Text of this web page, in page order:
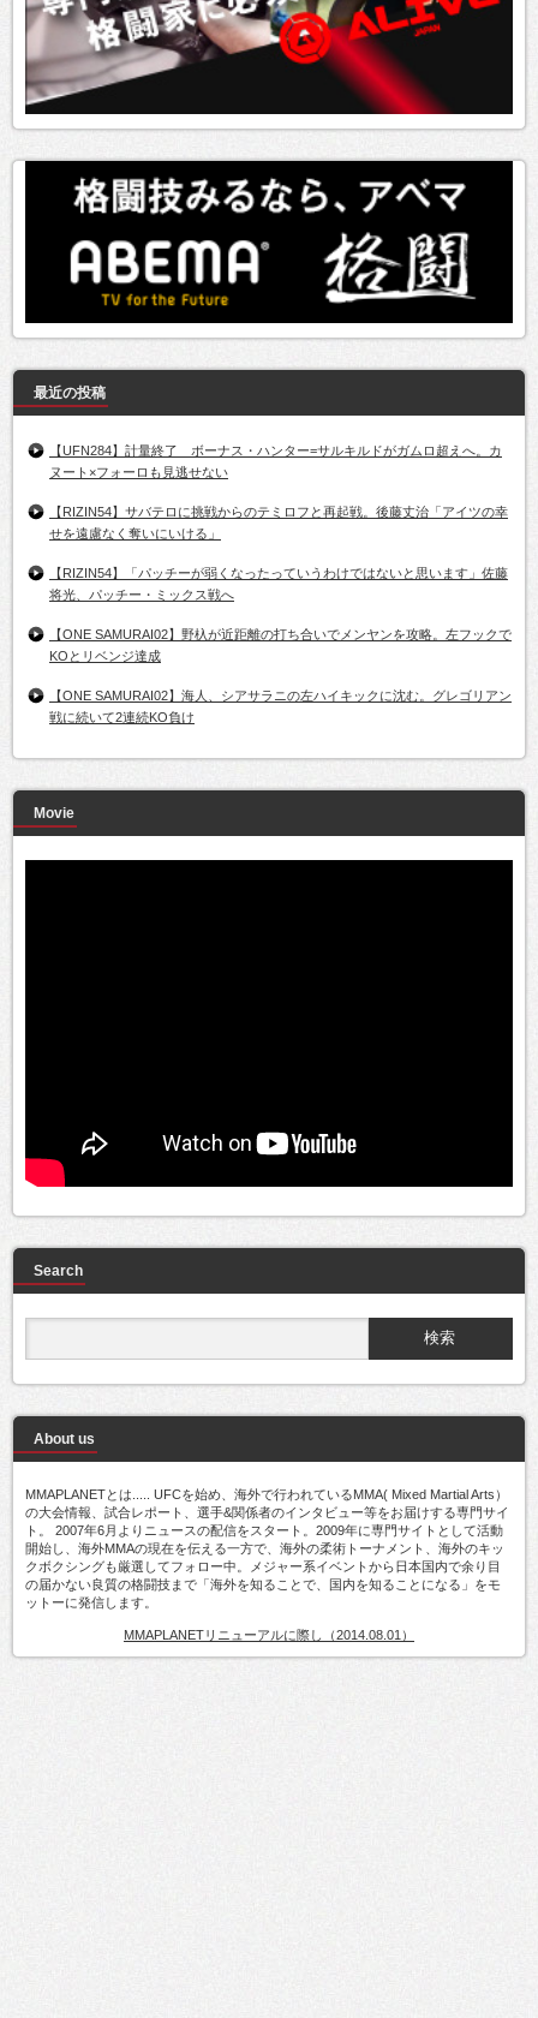
最近の投稿
【UFN284】計量終了 ボーナス・ハンター=サルキルドがガムロ超えへ。カ
ヌート×フォーロも見逃せない
【RIZIN54】サバテロに挑戦からのテミロフと再起戦。後藤丈治「アイツの幸
せを遠慮なく奪いにいける」
【RIZIN54】「パッチーが弱くなったっていうわけではないと思います」佐藤
将光、パッチー・ミックス戦へ
【ONE SAMURAI02】野杁が近距離の打ち合いでメンヤンを攻略。左フックで
KOとリベンジ達成
【ONE SAMURAI02】海人、シアサラニの左ハイキックに沈む。グレゴリアン
戦に続いて2連続KO負け
Movie
Search
About us
MMAPLANETとは..... UFCを始め、海外で行われているMMA( Mixed Martial Arts）
の大会情報、試合レポート、選手&関係者のインタビュー等をお届けする専門サイ
ト。 2007年6月よりニュースの配信をスタート。2009年に専門サイトとして活動
開始し、海外MMAの現在を伝える一方で、海外の柔術トーナメント、海外のキッ
クボクシングも厳選してフォロー中。メジャー系イベントから日本国内で余り目
の届かない良質の格闘技まで「海外を知ることで、国内を知ることになる」をモ
ットーに発信します。
MMAPLANETリニューアルに際し（2014.08.01）